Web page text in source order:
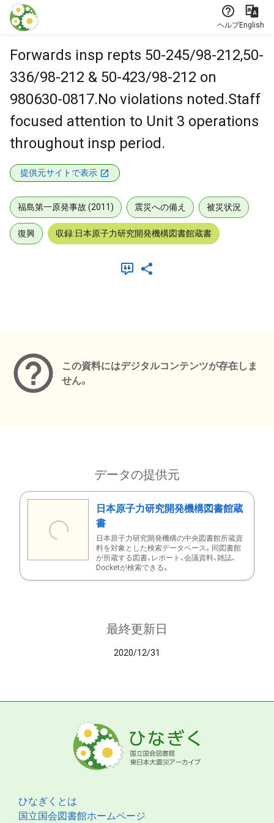
本文に飛ぶ
ヘルプEnglish
Forwards insp repts 50-245/98-212,50-
336/98-212 & 50-423/98-212 on
980630-0817.No violations noted.Staff
focused attention to Unit 3 operations
throughout insp period.
提供元サイトで表示
福島第一原発事故 (2011) 震災への備え 被災状況
復興 収録:日本原子力研究開発機構図書館蔵書
この資料にはデジタルコンテンツが存在しま
せん。
データの提供元
日本原子力研究開発機構図書館蔵
書
日本原子力研究開発機構の中央図書館所蔵資
料を対象とした検索データベース。同図書館
が所蔵する図書、レポート、会議資料、雑誌、
Docketが検索できる。
最終更新日
2020/12/31
ひなぎくとは
国立国会図書館ホームページ